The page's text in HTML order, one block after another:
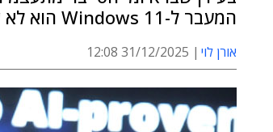
המעבר ל-Windows 11 הוא לא שדרוג גרסה, אלא שדרוג דור שלם בתשתיות ה-IT
אורן לוי 31/12/2025 12:08